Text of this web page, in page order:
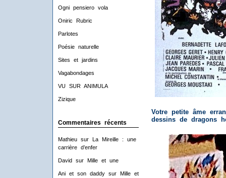
Ogni pensiero vola
Oniric Rubric
Parlotes
Poésie naturelle
Sites et jardins
Vagabondages
VU SUR ANIMULA
Zizique
Commentaires récents
Mathieusur
La Mireille : une
carrière d’enfer
David sur Mille et une
Ani et son daddysur
Mille et
Votre petite âme
dessins de dragons